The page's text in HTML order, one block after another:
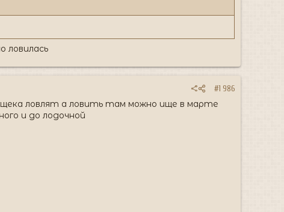
ловилась
#1 986
ловлят а ловить там можно ище в марте
и до лодочной